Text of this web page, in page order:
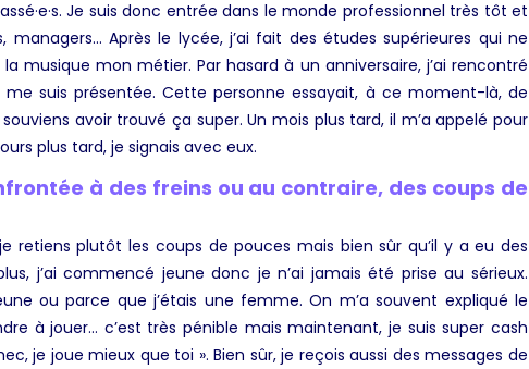
Je suis donc entrée dans le monde professionnel très tôt et
Après le lycée, j’ai fait des études supérieures qui ne
musique mon métier. Par hasard à un anniversaire, j’ai rencontré
suis présentée. Cette personne essayait, à ce moment-là, de
avoir trouvé ça super. Un mois plus tard, il m’a appelé pour
plus tard, je signais avec eux.
à des freins ou au contraire, des coups de
retiens plutôt les coups de pouces mais bien sûr qu’il y a eu des
j’ai commencé jeune donc je n’ai jamais été prise au sérieux.
ou parce que j’étais une femme. On m’a souvent expliqué le
à jouer… c’est très pénible mais maintenant, je suis super cash
je joue mieux que toi ». Bien sûr, je reçois aussi des messages de